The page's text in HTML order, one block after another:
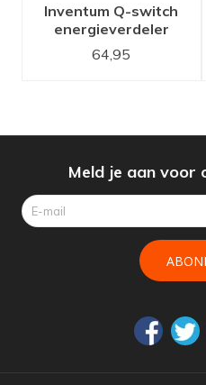
Inventum Q-switch
energieverdeler
64,95
Meld je aan voor